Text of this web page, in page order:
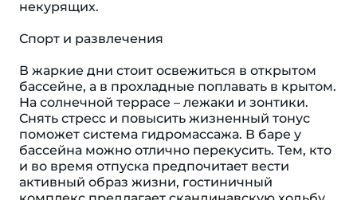
некурящих.
Спорт и развлечения
В жаркие дни стоит освежиться в открытом
бассейне, а в прохладные поплавать в крытом.
На солнечной террасе – лежаки и зонтики.
Снять стресс и повысить жизненный тонус
поможет система гидромассажа. В баре у
бассейна можно отлично перекусить. Тем, кто
и во время отпуска предпочитает вести
активный образ жизни, гостиничный